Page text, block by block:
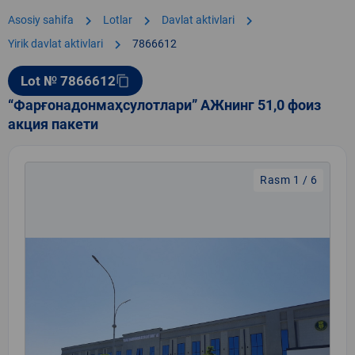
Asosiy sahifa chevron_right Lotlar chevron_right Davlat aktivlari chevron_right
Yirik davlat aktivlari chevron_right 7866612
Lot № 7866612content_copy
“Фарғонадонмаҳсулотлари” АЖнинг 51,0 фоиз
акция пакети
Rasm 1 / 6